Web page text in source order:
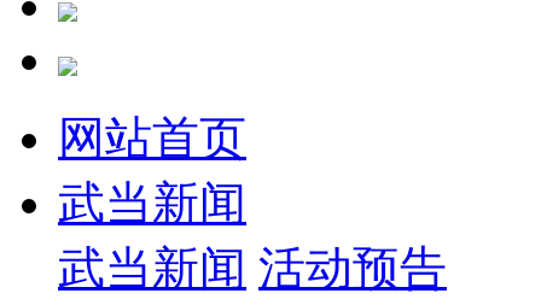
网站首页
武当新闻
武当新闻 活动预告